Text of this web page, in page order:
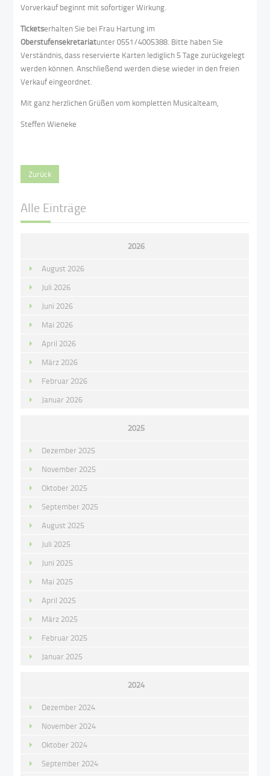
Vorverkauf beginnt mit sofortiger Wirkung.
Ticketserhalten Sie bei Frau Hartung im
Oberstufensekretariatunter 0551/4005388. Bitte haben Sie
Verständnis, dass reservierte Karten lediglich 5 Tage zurückgelegt
werden können. Anschließend werden diese wieder in den freien
Verkauf eingeordnet.
Mit ganz herzlichen Grüßen vom kompletten Musicalteam,
Steffen Wieneke
Zurück
Alle Einträge
2026
August 2026
Juli 2026
Juni 2026
Mai 2026
April 2026
März 2026
Februar 2026
Januar 2026
2025
Dezember 2025
November 2025
Oktober 2025
September 2025
August 2025
Juli 2025
Juni 2025
Mai 2025
April 2025
März 2025
Februar 2025
Januar 2025
2024
Dezember 2024
November 2024
Oktober 2024
September 2024